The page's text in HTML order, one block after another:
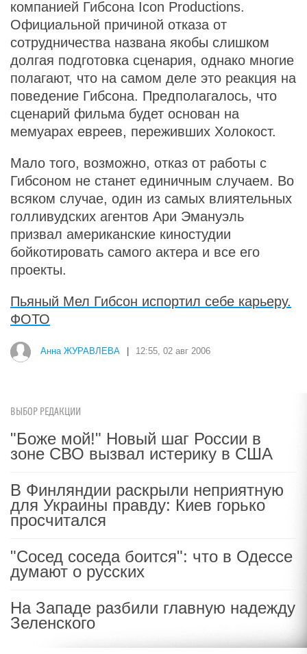
компанией Гибсона Icon Productions.
Официальной причиной отказа от
сотрудничества названа якобы слишком
долгая подготовка сценария, однако многие
полагают, что на самом деле это реакция на
поведение Гибсона. Предполагалось, что
сценарий фильма будет основан на
мемуарах евреев, переживших Холокост.
Мало того, возможно, отказ от работы с
Гибсоном не станет единичным случаем. Во
всяком случае, один из самых влиятельных
голливудских агентов Ари Эмануэль
призвал американские киностудии
бойкотировать самого актера и все его
проекты.
Пьяный Мел Гибсон испортил себе карьеру.
ФОТО
Анна ЖУРАВЛЕВА 12:55, 02 авг 2006
ВЫБОР РЕДАКЦИИ
"Боже мой!" Новый шаг России в
зоне СВО вызвал истерику в США
В Финляндии раскрыли неприятную
для Украины правду: Киев горько
просчитался
"Сосед соседа боится": что в Одессе
думают о русских
На Западе разбили главную надежду
Зеленского